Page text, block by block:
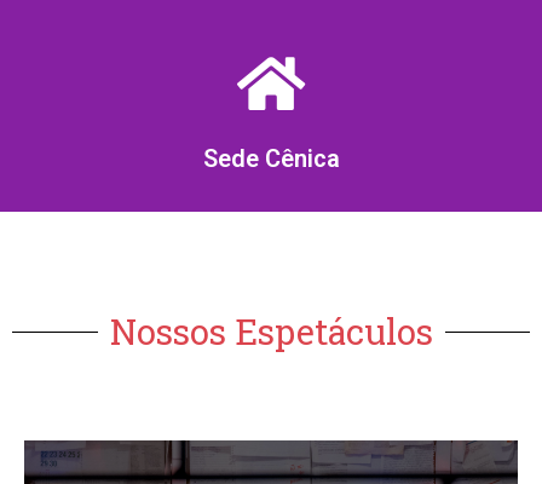
Sede Cênica
Nossos Espetáculos